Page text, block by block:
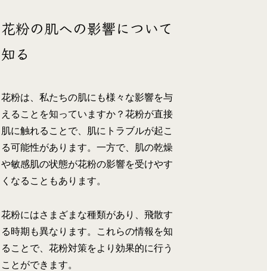
花粉の肌への影響について
知る
花粉は、私たちの肌にも様々な影響を与
えることを知っていますか？花粉が直接
肌に触れることで、肌にトラブルが起こ
る可能性があります。一方で、肌の乾燥
や敏感肌の状態が花粉の影響を受けやす
くなることもあります。
花粉にはさまざまな種類があり、飛散す
る時期も異なります。これらの情報を知
ることで、花粉対策をより効果的に行う
ことができます。